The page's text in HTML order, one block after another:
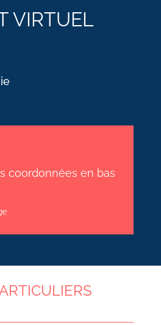
VIRTUEL
coordonnées en bas